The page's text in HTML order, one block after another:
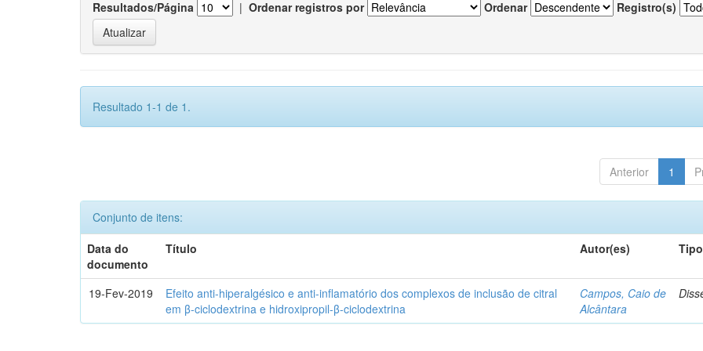
Resultados/Página | Ordenar registros por Ordenar Registro(s)
Resultado 1-1 de 1.
Anterior 1
Conjunto de itens:
Data do
documento
Título Autor(es) Tipo
19-Fev-2019
Efeito anti-hiperalgésico e anti-inflamatório dos complexos de inclusão de citral
em β-ciclodextrina e hidroxipropil-β-ciclodextrina
Campos, Caio de
Alcântara